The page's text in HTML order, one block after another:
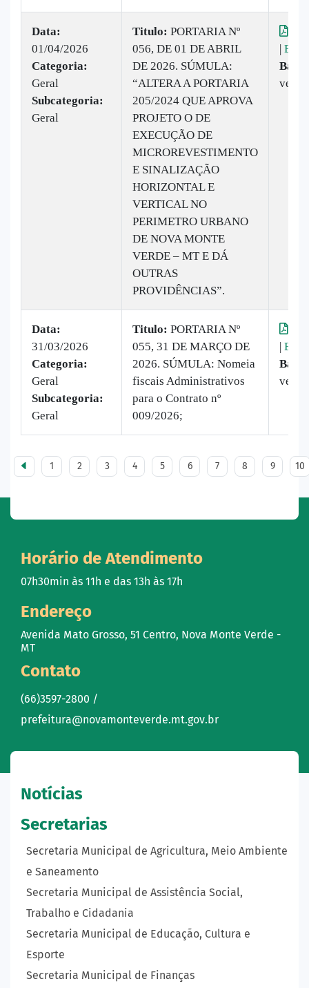
Data:
01/04/2026
Categoria:
Geral
Subcategoria:
Geral
Titulo: PORTARIA Nº
056, DE 01 DE ABRIL
DE 2026. SÚMULA:
“ALTERA A PORTARIA
205/2024 QUE APROVA
PROJETO O DE
EXECUÇÃO DE
MICROREVESTIMENTO
E SINALIZAÇÃO
HORIZONTAL E
VERTICAL NO
PERIMETRO URBANO
DE NOVA MONTE
VERDE – MT E DÁ
OUTRAS
PROVIDÊNCIAS”.
|
vezes
Data:
31/03/2026
Categoria:
Geral
Subcategoria:
Geral
Titulo: PORTARIA Nº
055, 31 DE MARÇO DE
2026. SÚMULA: Nomeia
fiscais Administrativos
para o Contrato nº
009/2026;
|
vez
1 2 3 4 5 6 7 8 9 10
Horário de Atendimento
07h30min às 11h e das 13h às 17h
Endereço
Avenida Mato Grosso, 51 Centro, Nova Monte Verde -
MT
Contato
(66)3597-2800 /
prefeitura@novamonteverde.mt.gov.br
Notícias
Secretarias
Secretaria Municipal de Agricultura, Meio Ambiente
e Saneamento
Secretaria Municipal de Assistência Social,
Trabalho e Cidadania
Secretaria Municipal de Educação, Cultura e
Esporte
Secretaria Municipal de Finanças